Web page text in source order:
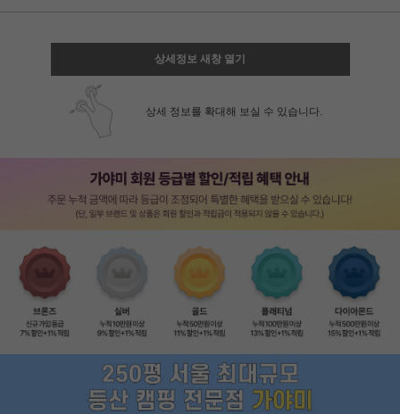
상세정보 새창 열기
상세 정보를 확대해 보실 수 있습니다.